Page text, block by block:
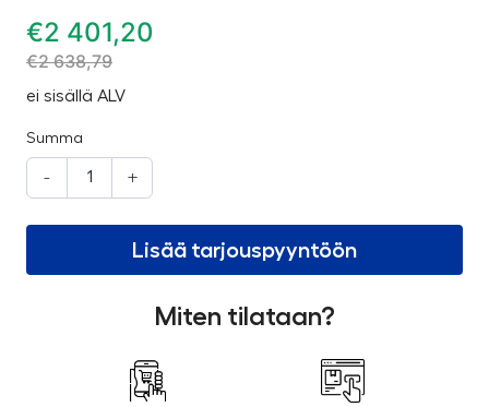
€2 401,20
€2 638,79
ei sisällä ALV
Summa
- +
Lisää tarjouspyyntöön
Miten tilataan?